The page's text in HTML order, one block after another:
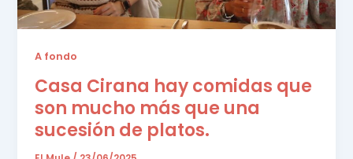
A fondo
Casa Cirana hay comidas que
son mucho más que una
sucesión de platos.